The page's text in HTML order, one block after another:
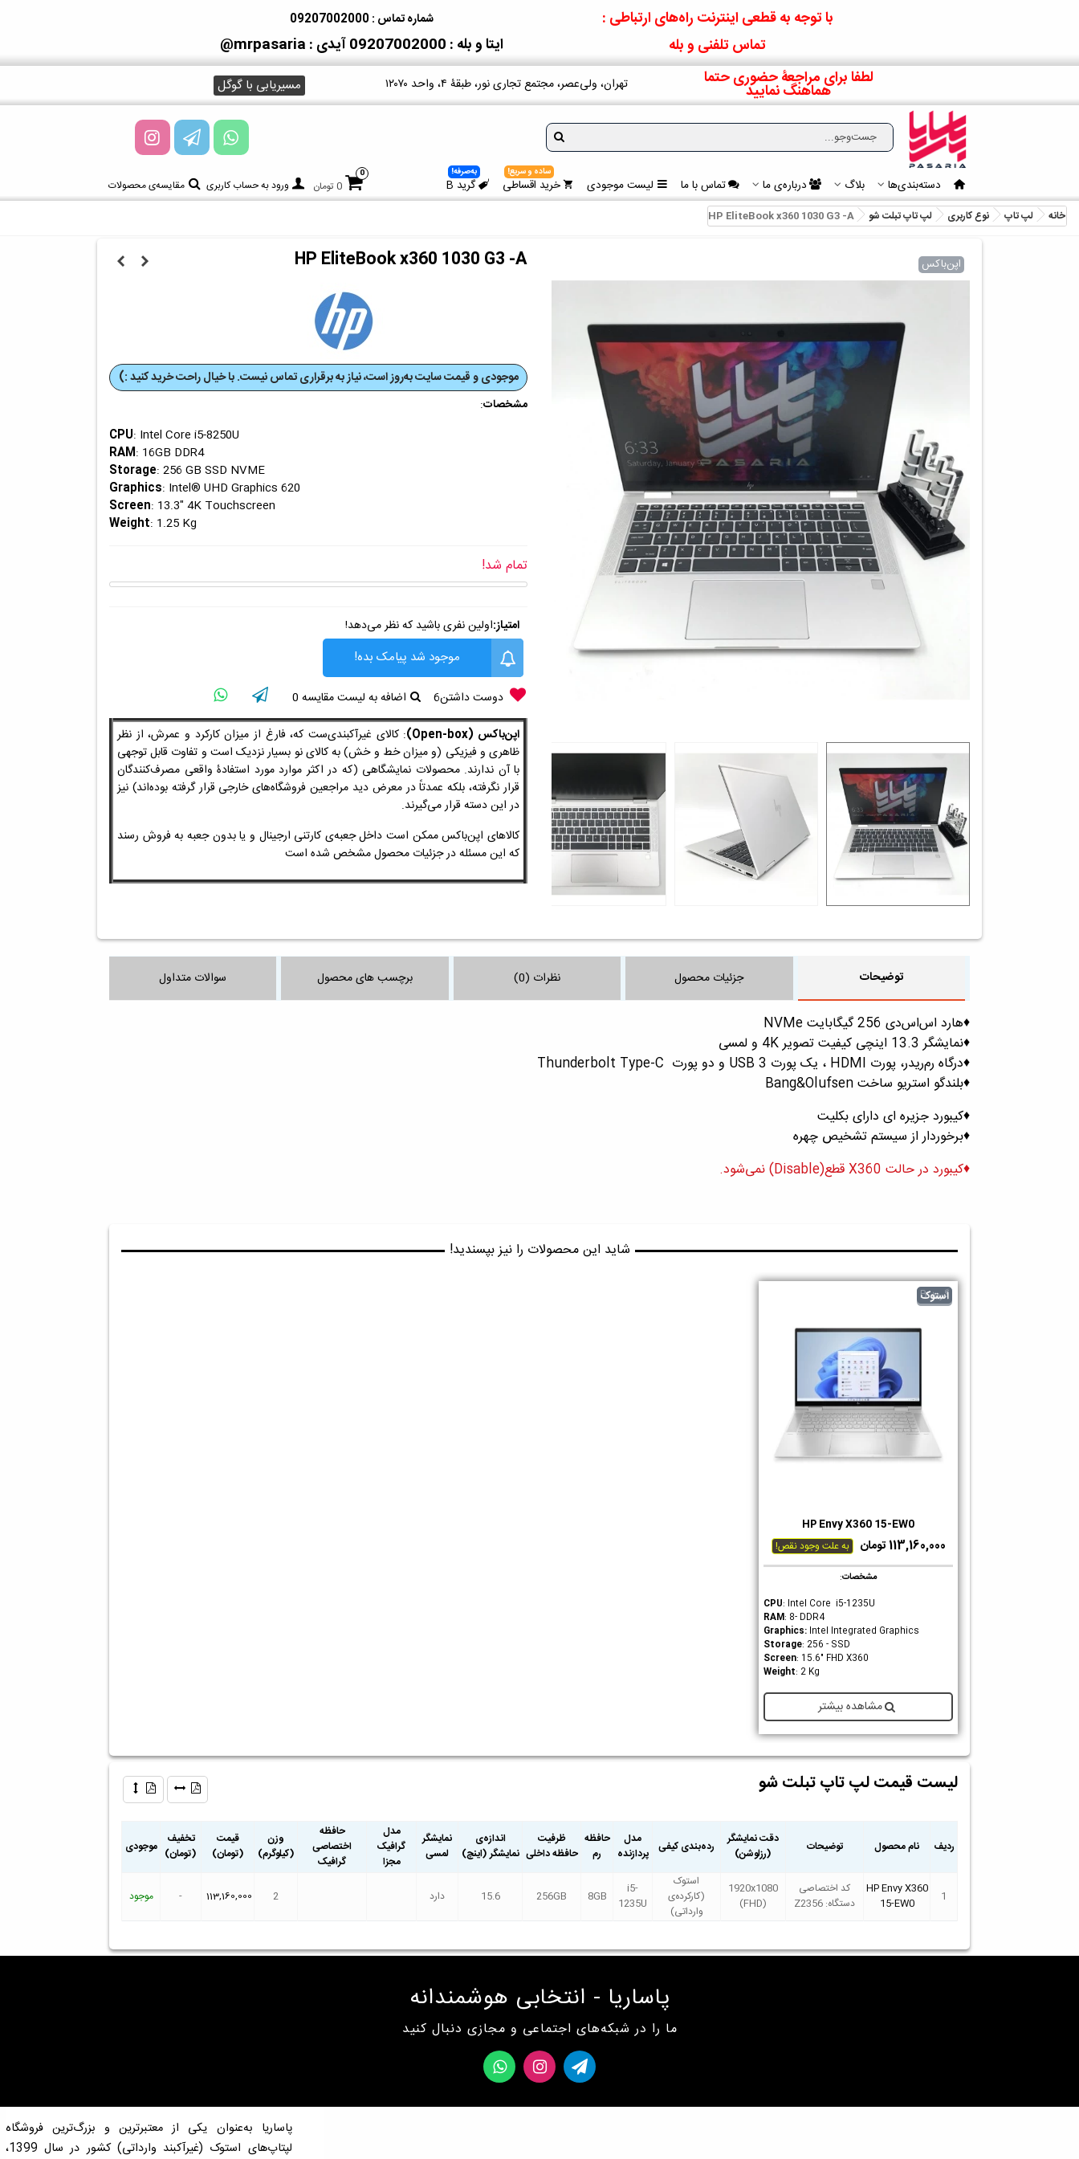
با توجه به قطعی اینترنت راه‌های ارتباطی :
تماس تلفنی و بله
شماره تماس : 09207002000
ایتا و بله : 09207002000
آیدی : mrpasaria@
لطفا برای مراجعۀ حضوری حتما
هماهنگ نمایید تهران، ولی‌عصر، مجتمع تجاری نور، طبقۀ ۴، واحد ۱۲۰۷۰ مسیریابی با گوگل
دسته‌بندی‌ها بلاگ درباره‌ی ما تماس با ما لیست موجودی خرید اقساطی
ساده و سریع!
گرید B
به‌صرفه! 0
0 تومان ورود به حساب کاربری
مقایسه‌ی محصولات
خانه
لپ تاپ نوع کاربری لپ تاپ تبلت شو HP EliteBook x360 1030 G3 -A
اپن‌باکس HP EliteBook x360 1030 G3 -A
موجودی و قیمت‌ سایت به‌روز است، نیاز به برقراری تماس نیست. با خیال راحت خرید کنید :)
مشخصات:
CPU: Intel Core i5-8250U
RAM: 16GB DDR4
Storage: 256 GB SSD NVME
Graphics: Intel® UHD Graphics 620
Screen: 13.3" 4K Touchscreen
Weight: 1.25 Kg
تمام شد!
امتیاز:اولین نفری باشید که نظر می‌دهد!
موجود شد پیامک بده!
دوست داشتن6 اضافه به لیست مقایسه 0
اپن‌باکس (Open-box)
: کالای غیرآکبندی‌ست که، فارغ از میزان کارکرد و عمرش، از نظر
ظاهری و فیزیکی (و میزان خط و خش)به کالای نو بسیار نزدیک است و تفاوت قابل توجهی
با آن ندارند. محصولات نمایشگاهی (که در اکثر مواردمورد استفادۀ واقعی مصرف‌کنندگان
قرار نگرفته، بلکه عمدتاً در معرض دید مراجعین فروشگاه‌های خارجی قرار گرفته بوده‌اند) نیز
در این دسته قرار می‌گیرند.
کالاهای اپن‌باکس ممکن است داخل جعبه‌ی کارتنی ارجینال و یا بدون جعبه به فروش رسند
که این مسئله در جزئیات محصول مشخص شده است
توضیحات جزئیات محصول نظرات (0) برچسب های محصول سوالات متداول
♦️هارد اس‌اس‌دی 256 گیگابایت NVMe
♦️نمایشگر 13.3 اینچی کیفیت تصویر 4K و لمسی
♦️درگاه رم‌ریدر، پورت HDMI ، یک پورت USB 3 و دو پورت Thunderbolt Type-C
♦️بلندگو استریو ساخت Bang&Olufsen
♦️کیبورد جزیره ای دارای بکلیت
♦️برخوردار از سیستم تشخیص چهره
♦️کیبورد در حالت X360 قطع(Disable) نمی‌شود.
شاید این محصولات را نیز بپسندید!
گرید B
استوک
دوست داشتن
HP Envy X360 15-EW0
113,160,000 تومان به علت وجود نقص!
مشخصات:
CPU: Intel Core i5-1235U
RAM: 8- DDR4
Graphics: Intel Integrated Graphics
Storage: 256 - SSD
Screen: 15.6" FHD X360
Weight: 2 Kg
مشاهده بیشتر
لیست قیمت لپ تاپ تبلت شو
ردیف نام محصول توضیحات
دقت نمایشگر
(رزلوشن)
رده‌بندی کیفی
مدل
پردازنده
حافظه
رم
ظرفیت
حافظه داخلی
اندازه‌ی
نمایشگر (اینچ)
نمایشگر
لمسی
مدل
گرافیک
مجزا
حافظه
اختصاصی
گرافیک
وزن
(کیلوگرم)
قیمت
(تومان)
تخفیف
(تومان) موجودی
1
HP Envy X360
15-EW0
کد اختصاصی
دستگاه: Z2356
1920x1080
(FHD)
استوک
(کارکرده‌ی
وارداتی)
i5-
1235U
8GB
256GB
15.6 دارد 2
113,160,000
- موجود
پاساریا - انتخابی هوشمندانه
ما را در شبکه‌های اجتماعی و مجازی دنبال کنید
پاساریا به‌عنوان یکی از معتبرترین و بزرگ‌ترین فروشگاه
لپتاپ‌های استوک (غیرآکبند وارداتی) کشور در سال 1399،